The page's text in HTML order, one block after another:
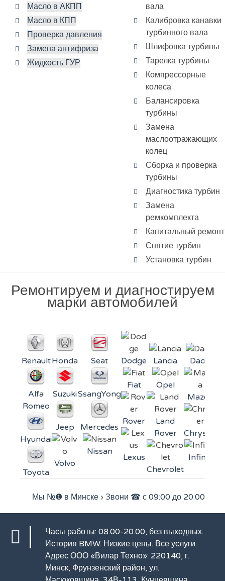
Масло в АКПП
Масло в КПП
Проверка давления
Замена антифриза
Жидкость ГУР
вала
Калибровка канавки
турбинного вала
Шлифовка турбины
Тарелка турбины
Компрессорные
колеса
Балансировка
турбины
Замена
маслоотражающих
колец
Сборка и проверка
турбины
Диагностика турбин
Замена
ремкомплекта
Капитальный ремонт
Снятие турбин
Установка турбин
Ремонтируем и диагностируем
марки автомобилей
Renault
Alfa
Romeo
Hyundai
Toyota
Honda
Suzuki
Jeep
Volvo
Seat
SsangYong
Mercedes
Nissan
Dodge
Fiat
Rover
Lexus
Lancia
Opel
Land
Rover
Chevrolet
Dacia
Mazda
Chrysler
Infiniti
Мы №❶ в Минске › Звони ☎ с 09:00 до 20:00
Часы работы: 08.00-20.00, без выходных.
История BMW. Низкие цены. Все услуги.
Адрес ООО «Вилар Техно»: 220140, г.
Минск, Фрунзенский район, ул.